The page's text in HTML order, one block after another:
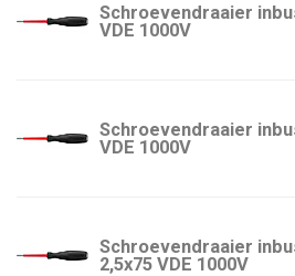
Schroevendraaier
VDE 1000V
Schroevendraaier
VDE 1000V
Schroevendraaier
2,5x75 VDE 1000V